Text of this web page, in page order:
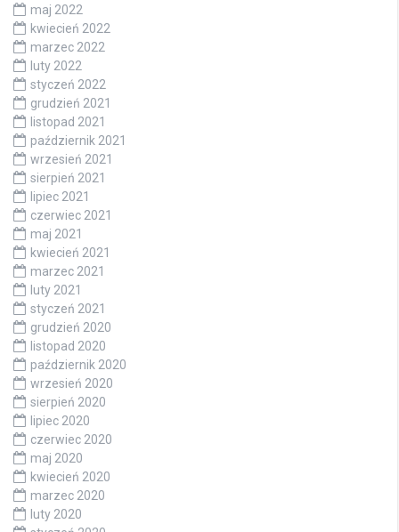
maj 2022
kwiecień 2022
marzec 2022
luty 2022
styczeń 2022
grudzień 2021
listopad 2021
październik 2021
wrzesień 2021
sierpień 2021
lipiec 2021
czerwiec 2021
maj 2021
kwiecień 2021
marzec 2021
luty 2021
styczeń 2021
grudzień 2020
listopad 2020
październik 2020
wrzesień 2020
sierpień 2020
lipiec 2020
czerwiec 2020
maj 2020
kwiecień 2020
marzec 2020
luty 2020